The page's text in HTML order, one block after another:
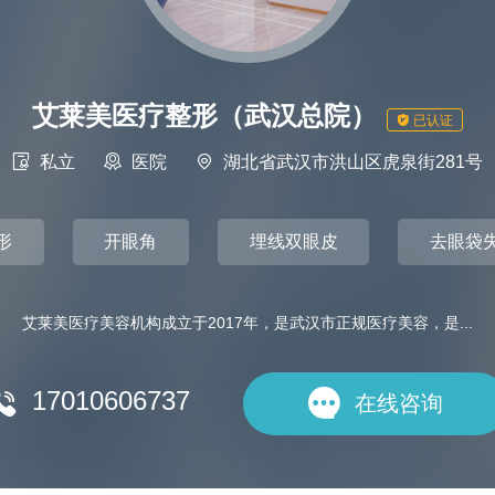
艾莱美医疗整形（武汉总院）  已认证
 私立  医院  湖北省武汉市洪山区虎泉街281号
开眼角 埋线双眼皮 去眼袋
艾莱美医疗美容机构成立于2017年，是武汉市正规医疗美容，是...
17010606737  在线咨询